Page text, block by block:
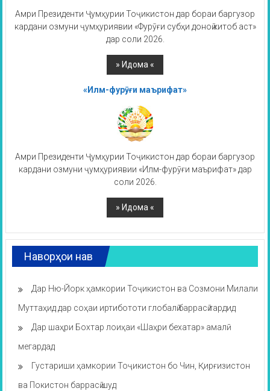
Амри Президенти Ҷумҳурии Тоҷикистон дар бораи баргузор
кардани озмуни ҷумҳуриявии «Фурӯғи субҳи доноӣ китоб аст»
дар соли 2026.
«Илм-фурӯғи маърифат»
Амри Президенти Ҷумҳурии Тоҷикистон дар бораи баргузор
кардани озмуни ҷумҳуриявии «Илм-фурӯғи маърифат» дар
соли 2026.
Наворҳои нав
Дар Ню-Йорк ҳамкории Тоҷикистон ва Созмони Милали
Муттаҳид дар соҳаи иртибототи глобалӣ баррасӣ гардид
Дар шаҳри Бохтар лоиҳаи «Шаҳри бехатар» амалӣ
мегардад
Густариши ҳамкории Тоҷикистон бо Чин, Қирғизистон
ва Покистон баррасӣ шуд